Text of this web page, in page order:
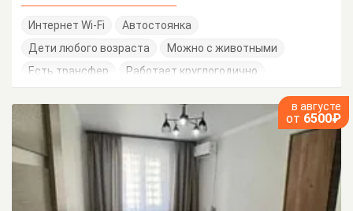
Интернет Wi-Fi
Автостоянка
Дети любого возраста
Можно с животными
Есть трансфер
Работает круглогодично
в августе
от 6500₽